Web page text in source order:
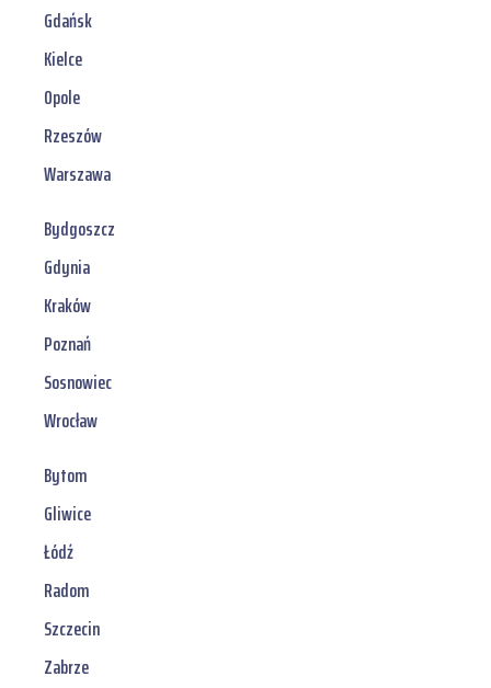
Gdańsk
Kielce
Opole
Rzeszów
Warszawa
Bydgoszcz
Gdynia
Kraków
Poznań
Sosnowiec
Wrocław
Bytom
Gliwice
Łódź
Radom
Szczecin
Zabrze